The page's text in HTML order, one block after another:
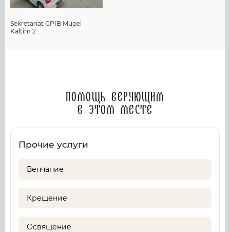
Sekretariat GPIB Mupel
Kaltim 2
Помощь верующим
в этом месте
Прочие услуги
Венчание
Крещение
Освящение